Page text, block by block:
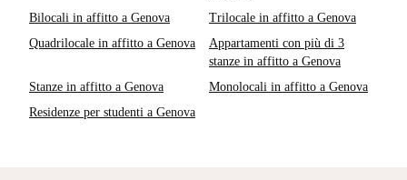
Bilocali in affitto a Genova
Trilocale in affitto a Genova
Quadrilocale in affitto a Genova
Appartamenti con più di 3
stanze in affitto a Genova
Stanze in affitto a Genova
Monolocali in affitto a Genova
Residenze per studenti a Genova